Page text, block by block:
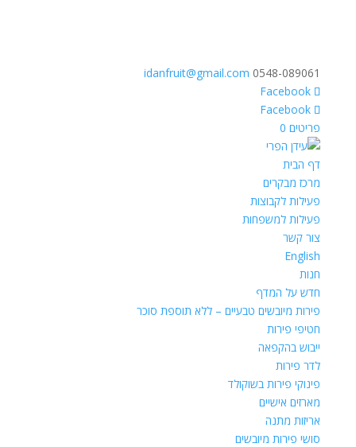
0548-089061
idanfruit@gmail.com
פריטים 0
דף הבית
מרכז מבקרים
פעילות לקבוצות
פעילות למשפחות
צור קשר
English
חנות
חדש על המדף
פירות מיובשים טבעיים – ללא תוספת סוכר
חטיפי פירות
ייבוש בהקפאה
לדר פירות
פינוקי פירות בשוקולד
מארזים אישיים
אריזות מתנה
סושי פירות מיובשים